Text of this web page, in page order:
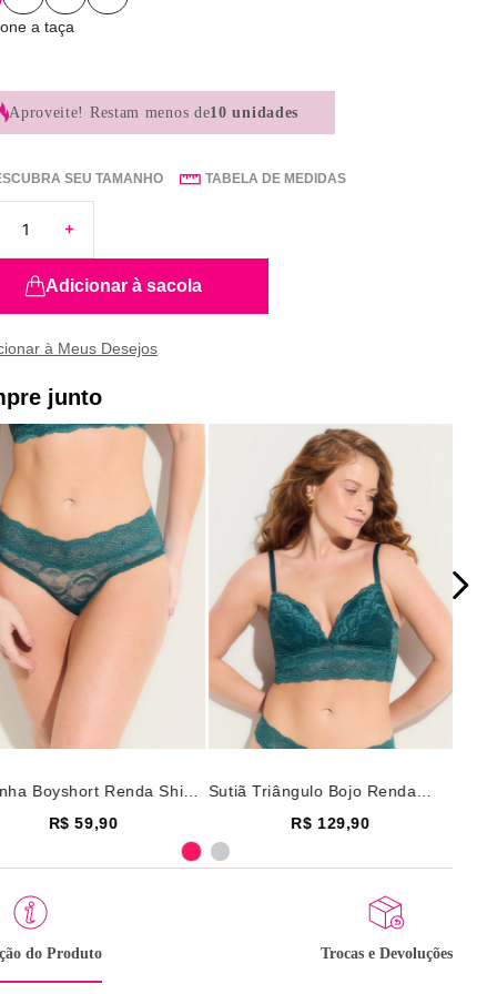
a taça
Aproveite! Restam menos de10 unidades
SEU TAMANHO TABELA DE MEDIDAS
Adicionar à sacola
junto
Boyshort Renda Shiny
R$ 59,90
Sutiã Triângulo Bojo Renda
R$ 129,90
do Produto Trocas e Devoluções